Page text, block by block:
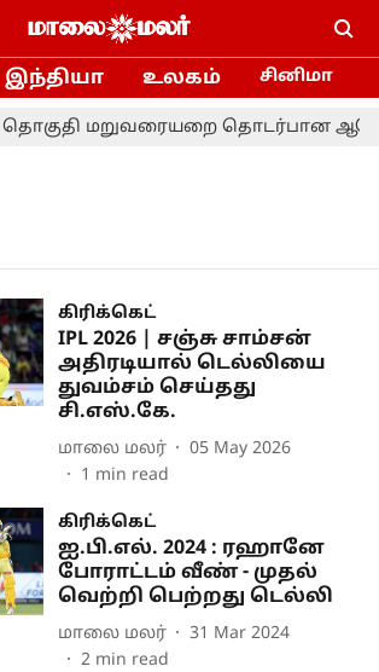
இந்தியா உலகம் சினிமா
தொகுதி மறுவரையறை தொடர்பான
கிரிக்கெட்
IPL 2026 | சஞ்சு சாம்சன்
அதிரடியால் டெல்லியை
துவம்சம் செய்தது
சி.எஸ்.கே.
மாலை மலர்
05 May 2026
1 min read
கிரிக்கெட்
ஐ.பி.எல். 2024 : ரஹானே
போராட்டம் வீண் - முதல்
வெற்றி பெற்றது டெல்லி
மாலை மலர்
31 Mar 2024
2 min read